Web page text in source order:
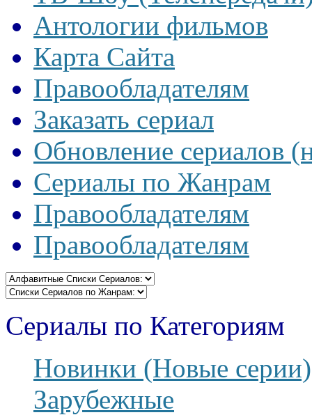
Антологии фильмов
Карта Сайта
Правообладателям
Заказать сериал
Обновление сериалов
Сериалы по Жанрам
Правообладателям
Правообладателям
Сериалы по Категориям
Новинки (Новые серии)
Зарубежные